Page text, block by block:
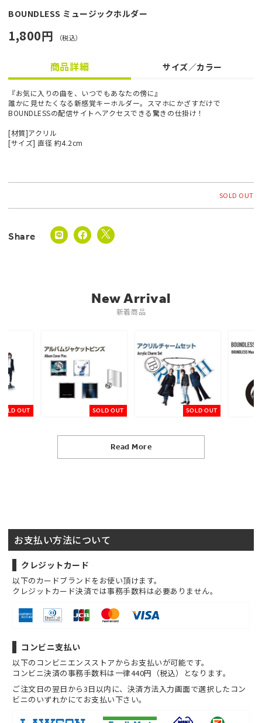
BOUNDLESS ミュージックホルダー
1,800円 （税込）
商品詳細 サイズ／カラー
『お気に入りの曲を、いつでもあなたの傍に』
誰かに見せたくなる新感覚キーホルダー。スマホにかざすだけで
BOUNDLESSの配信サイトへアクセスできる驚きの仕掛け！
[材質]アクリル
[サイズ] 直径 約4.2cm
SOLD OUT
New Arrival
新着商品
OUT SOLD OUT SOLD OUT
Read More
お支払い方法について
クレジットカード
以下のカードブランドをお使い頂けます。
クレジットカード決済では事務手数料は必要ありません。
コンビニ支払い
以下のコンビニエンスストアからお支払いが可能です。
コンビニ決済の事務手数料は一律440円（税込）となります。
ご注文日の翌日から3日以内に、決済方法入力画面で選択したコン
ビニのいずれかにてお支払い下さい。